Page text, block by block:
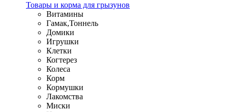
Товары и корма для грызунов
Витамины
Гамак,Тоннель
Домики
Игрушки
Клетки
Когтерез
Колеса
Корм
Кормушки
Лакомства
Миски